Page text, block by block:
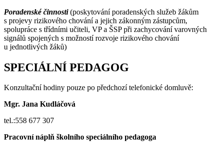
Poradenské činnosti(poskytování poradenských služeb žákům
s projevy rizikového chování a jejich zákonným zástupcům,
spolupráce s třídními učiteli, VP a ŠSP při zachycování varovných
signálů spojených s možností rozvoje rizikového chování
u jednotlivých žáků)
SPECIÁLNÍ PEDAGOG
Konzultační hodiny pouze po předchozí telefonické domluvě:
Mgr. Jana Kudláčová
tel.:558 677 307
Pracovní náplň školního speciálního pedagoga